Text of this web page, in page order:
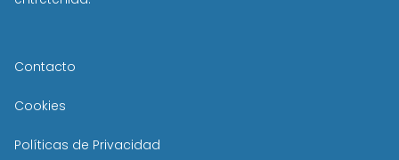
Contacto
Cookies
Políticas de Privacidad